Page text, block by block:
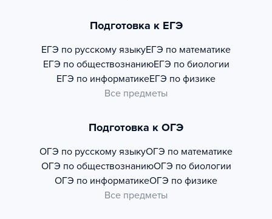
Подготовка к ЕГЭ
ЕГЭ по русскому языкуЕГЭ по математике
ЕГЭ по обществознаниюЕГЭ по биологии
ЕГЭ по информатикеЕГЭ по физике
Все предметы
Подготовка к ОГЭ
ОГЭ по русскому языкуОГЭ по математике
ОГЭ по обществознаниюОГЭ по биологии
ОГЭ по информатикеОГЭ по физике
Все предметы